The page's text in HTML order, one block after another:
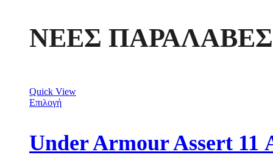
ΝΕΕΣ ΠΑΡΑΛΑΒΕΣ
Quick View
Επιλογή
Under Armour Assert 11